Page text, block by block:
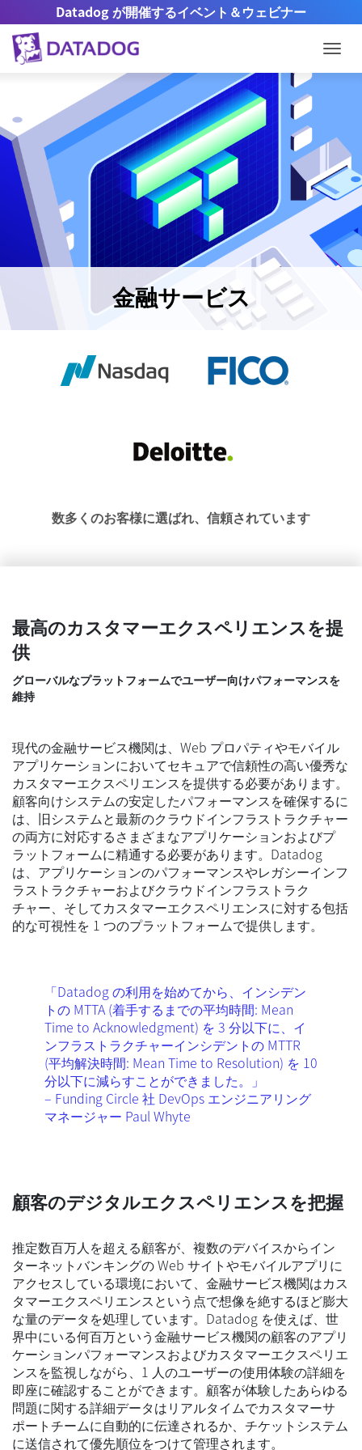
Datadog が開催するイベント＆ウェビナー
金融サービス
数多くのお客様に選ばれ、信頼されています
最高のカスタマーエクスペリエンスを提
供
グローバルなプラットフォームでユーザー向けパフォーマンスを
維持
現代の金融サービス機関は、Web プロパティやモバイル
アプリケーションにおいてセキュアで信頼性の高い優秀な
カスタマーエクスペリエンスを提供する必要があります。
顧客向けシステムの安定したパフォーマンスを確保するに
は、旧システムと最新のクラウドインフラストラクチャー
の両方に対応するさまざまなアプリケーションおよびプ
ラットフォームに精通する必要があります。Datadog
は、アプリケーションのパフォーマンスやレガシーインフ
ラストラクチャーおよびクラウドインフラストラク
チャー、そしてカスタマーエクスペリエンスに対する包括
的な可視性を 1 つのプラットフォームで提供します。
「Datadog の利用を始めてから、インシデン
トの MTTA (着手するまでの平均時間: Mean
Time to Acknowledgment) を 3 分以下に、イ
ンフラストラクチャーインシデントの MTTR
(平均解決時間: Mean Time to Resolution) を 10
分以下に減らすことができました。」
– Funding Circle 社 DevOps エンジニアリング
マネージャー Paul Whyte
顧客のデジタルエクスペリエンスを把握
推定数百万人を超える顧客が、複数のデバイスからイン
ターネットバンキングの Web サイトやモバイルアプリに
アクセスしている環境において、金融サービス機関はカス
タマーエクスペリエンスという点で想像を絶するほど膨大
な量のデータを処理しています。Datadog を使えば、世
界中にいる何百万という金融サービス機関の顧客のアプリ
ケーションパフォーマンスおよびカスタマーエクスペリエ
ンスを監視しながら、1 人のユーザーの使用体験の詳細を
即座に確認することができます。顧客が体験したあらゆる
問題に関する詳細データはリアルタイムでカスタマーサ
ポートチームに自動的に伝達されるか、チケットシステム
に送信されて優先順位をつけて管理されます。